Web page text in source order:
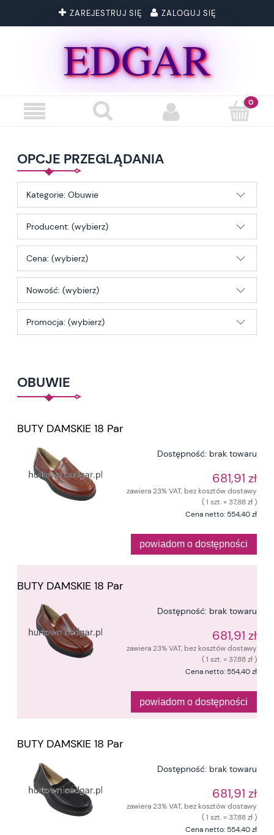
ZAREJESTRUJ SIĘ ZALOGUJ SIĘ
EDGAR
OPCJE PRZEGLĄDANIA
Kategorie: Obuwie
Producent: (wybierz)
Cena: (wybierz)
Nowość: (wybierz)
Promocja: (wybierz)
OBUWIE
BUTY DAMSKIE 18 Par
Dostępność: brak towaru
681,91 zł
zawiera 23% VAT, bez kosztów dostawy
( 1 szt. = 37,88 zł )
Cena netto: 554,40 zł
powiadom o dostępności
BUTY DAMSKIE 18 Par
Dostępność: brak towaru
681,91 zł
zawiera 23% VAT, bez kosztów dostawy
( 1 szt. = 37,88 zł )
Cena netto: 554,40 zł
powiadom o dostępności
BUTY DAMSKIE 18 Par
Dostępność: brak towaru
681,91 zł
zawiera 23% VAT, bez kosztów dostawy
( 1 szt. = 37,88 zł )
Cena netto: 554,40 zł